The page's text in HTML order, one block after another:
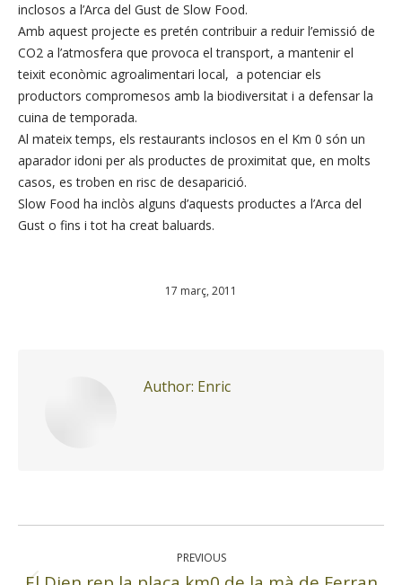
inclosos a l’Arca del Gust de Slow Food.
Amb aquest projecte es pretén contribuir a reduir l’emissió de
CO2 a l’atmosfera que provoca el transport, a mantenir el
teixit econòmic agroalimentari local, a potenciar els
productors compromesos amb la biodiversitat i a defensar la
cuina de temporada.
Al mateix temps, els restaurants inclosos en el Km 0 són un
aparador idoni per als productes de proximitat que, en molts
casos, es troben en risc de desaparició.
Slow Food ha inclòs alguns d’aquests productes a l’Arca del
Gust o fins i tot ha creat baluards.
17 març, 2011
Author: Enric
Post
PREVIOUS